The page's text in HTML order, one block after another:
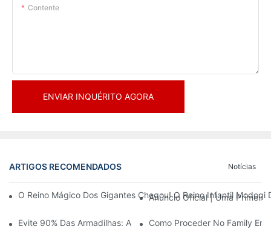
Contente
ENVIAR INQUÉRITO AGORA
ARTIGOS RECOMENDADOS Notícias
O Reino Mágico Dos Gigantes Chegou! O Reino Infantil
Anúncio Oficial | Uma
Evite 90% Das Armadilhas: Ao Investir Em Um Centro
Como Proceder No Family